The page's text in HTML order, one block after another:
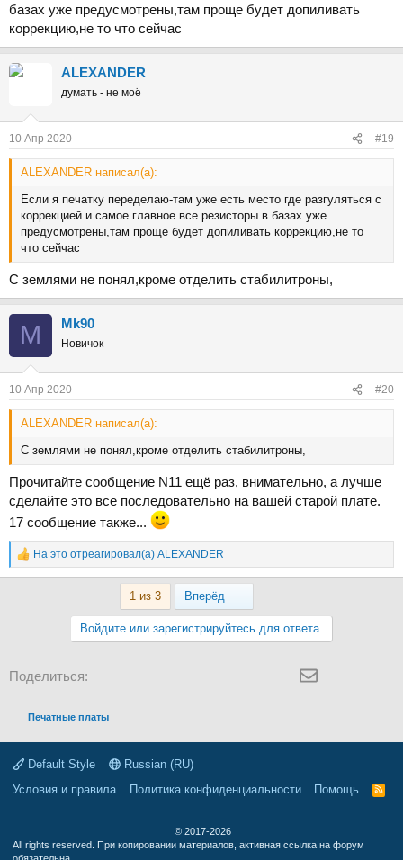
базах уже предусмотрены,там проще будет допиливать
коррекцию,не то что сейчас
ALEXANDER
думать - не моё
10 Апр 2020 #19
ALEXANDER написал(а):
Если я печатку переделаю-там уже есть место где разгуляться с
коррекцией и самое главное все резисторы в базах уже
предусмотрены,там проще будет допиливать коррекцию,не то
что сейчас
С землями не понял,кроме отделить стабилитроны,
M Mk90
Новичок
10 Апр 2020 #20
ALEXANDER написал(а):
С землями не понял,кроме отделить стабилитроны,
Прочитайте сообщение N11 ещё раз, внимательно, а лучше
сделайте это все последовательно на вашей старой плате.
17 сообщение также...
Р
е
На это отреагировал(а) ALEXANDER
1 из 3 Вперёд
Войдите или зарегистрируйтесь для ответа.
Поделиться: WhatsAppЭлектронная
Печатные платы
Default Style
Russian (RU)
Условия и правила
Политика конфиденциальности Помощь
R
© 2017-2026
All rights reserved. При копировании материалов, активная ссылка на форум